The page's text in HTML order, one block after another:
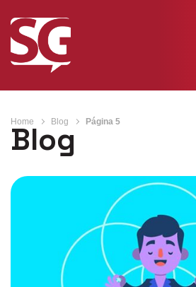
Home Blog Página 5
Blog